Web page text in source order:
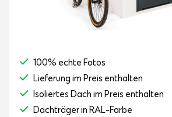
100% echte Fotos
Lieferung im Preis enthalten
Isoliertes Dach im Preis enthalten
Dachträger in RAL-Farbe